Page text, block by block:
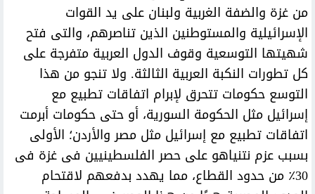
من غزة والضفة الغربية ولبنان على يد القوات
الإسرائيلية والمستوطنين الذين تناصرهم، والتى فتح
شهيتها التوسعية وقوف الدول العربية متفرجة على
كل تطورات النكبة العربية الثالثة. ولا تنجو من هذا
التوسع حكومات تتحرق لإبرام اتفاقات تطبيع مع
إسرائيل مثل الحكومة السورية، أو حتى حكومات أبرمت
اتفاقات تطبيع مع إسرائيل مثل مصر والأردن؛ الأولى
بسبب عزم نتنياهو على حصر الفلسطينيين فى غزة فى
30٪ من حدود القطاع، مما يهدد بدفعهم لاقتحام